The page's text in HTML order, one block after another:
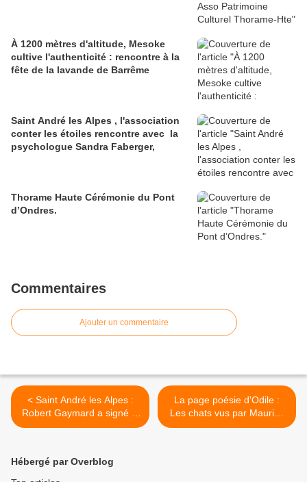
À 1200 mètres d'altitude, Mesoke
cultive l'authenticité : rencontre à la
fête de la lavande de Barrême
Saint André les Alpes , l'association
conter les étoiles rencontre avec la
psychologue Sandra Faberger,
Thorame Haute Cérémonie du Pont
d’Ondres.
Commentaires
Ajouter un commentaire
< Saint André les Alpes :
Robert Gaymard a signé le
« Mas aux violettes »
La page poésie d'Odile :
Les chats vus par Maurice
Carême >
Hébergé par Overblog